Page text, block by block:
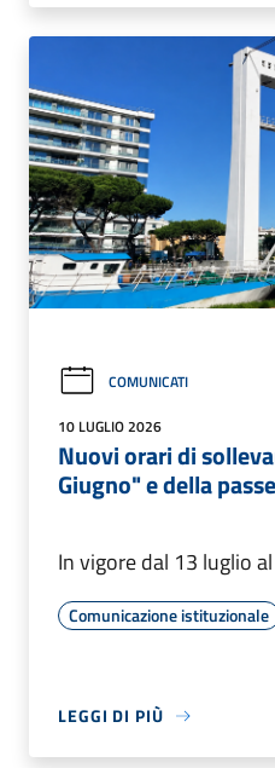
COMUNICATI
10 LUGLIO 2026
Nuovi orari di
Giugno" e della
In vigore dal 13 luglio
Comunicazione istituzionale
LEGGI DI PIÙ